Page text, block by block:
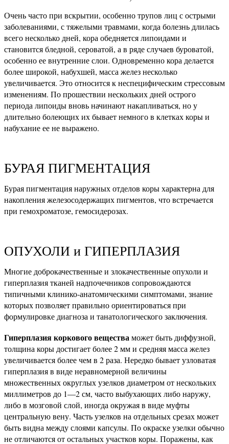
Очень часто при вскрытии, особенно трупов лиц с острыми
заболеваниями, с тяжелыми травмами, когда болезнь длилась
всего несколько дней, кора обедняется липоидами и
становится бледной, сероватой, а в ряде случаев буроватой,
особенно ее внутренние слои. Одновременно кора делается
более широкой, набухшей, масса желез несколько
увеличивается. Это относится к неспецифическим стрессовым
изменениям. По прошествии нескольких дней острого
периода липоиды вновь начинают накапливаться, но у
длительно болеющих их бывает немного в клетках коры и
набухание ее не выражено.
БУРАЯ ПИГМЕНТАЦИЯ
Бурая пигментация наружных отделов коры характерна для
накопления железосодержащих пигментов, что встречается
при гемохроматозе, гемосидерозах.
ОПУХОЛИ и ГИПЕРПЛАЗИЯ
Многие доброкачественные и злокачественные опухоли и
гиперплазия тканей надпочечников сопровождаются
типичными клинико-анатомическими симптомами, знание
которых позволяет правильно ориентироваться при
формулировке диагноза и танатологического заключения.
Гиперплазия коркового веществаможет быть диффузной,
толщина коры достигает более 2 мм и средняя масса желез
увеличивается более чем в 2 раза. Нередко бывает узловатая
гиперплазия в виде неравномерной величины
множественных округлых узелков диаметром от нескольких
миллиметров до 1—2 см, часто выбухающих либо наружу,
либо в мозговой слой, иногда окружая в виде муфты
центральную вену. Часть узелков на отдельных срезах может
быть видна между слоями капсулы. По окраске узелки обычно
не отличаются от остальных участков коры. Поражены, как